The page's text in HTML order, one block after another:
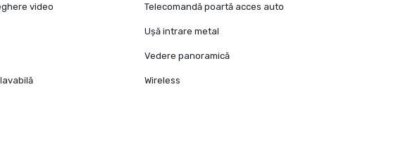
video Telecomandă poartă acces auto
Ușă intrare metal
Vedere panoramică
Wireless